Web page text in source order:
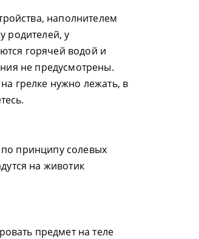
наполнителем
родителей, у
горячей водой и
не предусмотрены.
грелке нужно лежать, в
принципу солевых
на животик
предмет на теле